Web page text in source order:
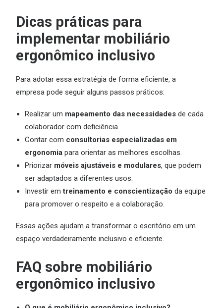
Dicas práticas para
implementar mobiliário
ergonômico inclusivo
Para adotar essa estratégia de forma eficiente, a
empresa pode seguir alguns passos práticos:
Realizar um mapeamento das necessidades de cada
colaborador com deficiência.
Contar com consultorias especializadas em
ergonomia para orientar as melhores escolhas.
Priorizar móveis ajustáveis e modulares, que podem
ser adaptados a diferentes usos.
Investir emtreinamento e conscientização da equipe
para promover o respeito e a colaboração.
Essas ações ajudam a transformar o escritório em um
espaço verdadeiramente inclusivo e eficiente.
FAQ sobre mobiliário
ergonômico inclusivo